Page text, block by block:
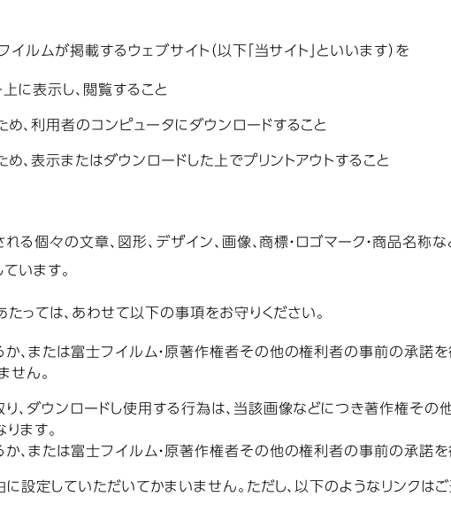
ルムが掲載するウェブサイト（以下「当サイト」といいます）を
に表示し、閲覧すること
、利用者のコンピュータにダウンロードすること
、表示またはダウンロードした上でプリントアウトすること
る個々の文章、図形、デザイン、画像、商標・ロゴマーク・商品名
います。
っては、あわせて以下の事項をお守りください。
、または富士フイルム・原著作権者その他の権利者の事前の承諾を
せん。
、ダウンロードし使用する行為は、当該画像などにつき著作権そ
ます。
、または富士フイルム・原著作権者その他の権利者の事前の承諾
に設定していただいてかまいません。ただし、以下のようなリンクは